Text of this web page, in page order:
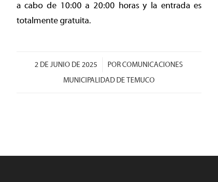
a cabo de 10:00 a 20:00 horas y la entrada es
totalmente gratuita.
2 DE JUNIO DE 2025
/ PORCOMUNICACIONES
MUNICIPALIDAD DE TEMUCO